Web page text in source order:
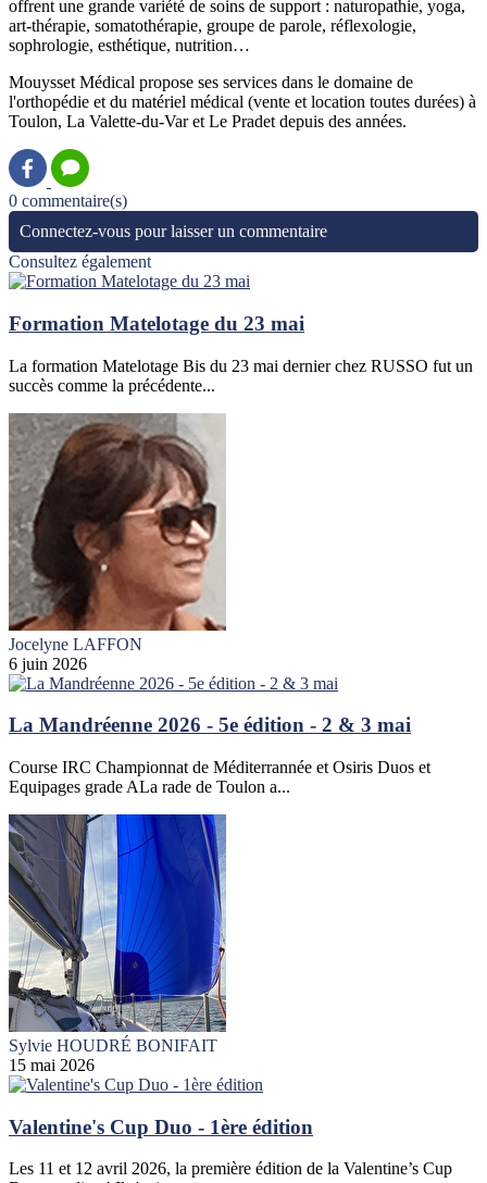
offrent une grande variété de soins de support : naturopathie, yoga,
art-thérapie, somatothérapie, groupe de parole, réflexologie,
sophrologie, esthétique, nutrition…
Mouysset Médical propose ses services dans le domaine de
l'orthopédie et du matériel médical (vente et location toutes durées) à
Toulon, La Valette-du-Var et Le Pradet depuis des années.
0 commentaire(s)
Connectez-vous pour laisser un commentaire
Consultez également
Formation Matelotage du 23 mai
La formation Matelotage Bis du 23 mai dernier chez RUSSO fut un
succès comme la précédente...
Jocelyne LAFFON
6 juin 2026
La Mandréenne 2026 - 5e édition - 2 & 3 mai
Course IRC Championnat de Méditerrannée et Osiris Duos et
Equipages grade ALa rade de Toulon a...
Sylvie HOUDRÉ BONIFAIT
15 mai 2026
Valentine's Cup Duo - 1ère édition
Les 11 et 12 avril 2026, la première édition de la Valentine’s Cup